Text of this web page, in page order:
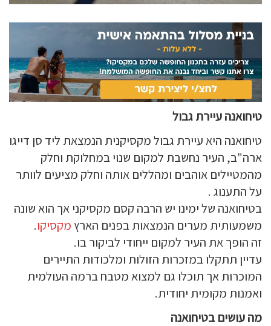
טיחואנה עיירת גבול
טיחואנה היא עיירת גבול מקסיקנית הנמצאת ליד סן דייגו
ארה"ב, העיר נחשבת למקום שנוי במחלוקת וחלק
מהמטיילים אוהבים ומהללים אותה וחלק מציעים לוותר
על התענוג .
בטיחואנה של ימינו יש הרבה קסם מקסיקני אך הוא שונה
משמעותית מערים הנמצאות בפנים הארץ מקסיקו.
זה הופך את העיר למקום ייחודי לביקור בו.
עדיין תתקלו במזכרות הזולות ומלכודות התיירים
המוכרות אך תוכלו גם למצוא מטבח ברמה העולמית
ואמנות מקומית יחודית.
מה עושים בטיחואנה